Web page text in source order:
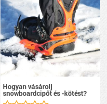
Hogyan vásárolj
snowboardcipőt és -kötést?